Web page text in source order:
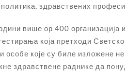
политика, здравствених
више ор 400 организација
која претходи
особе које су биле изложене
здравствене раднике да